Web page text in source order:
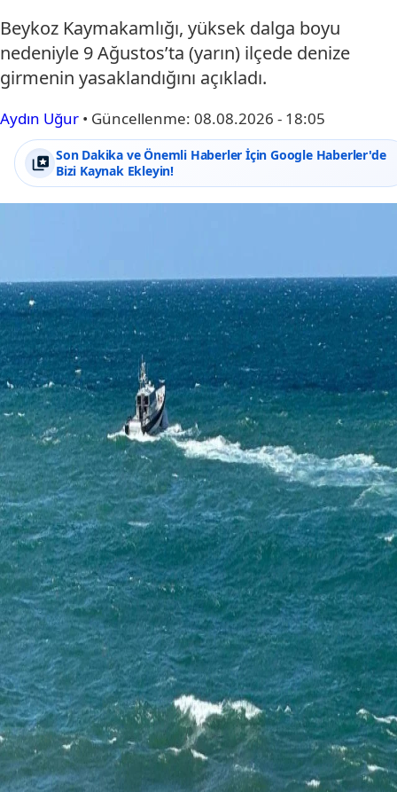
Beykoz Kaymakamlığı, yüksek dalga boyu
nedeniyle 9 Ağustos’ta (yarın) ilçede denize
girmenin yasaklandığını açıkladı.
Aydın Uğur • Güncellenme: 08.08.2026 - 18:05
Son Dakika ve Önemli Haberler İçin Google Haberler'de
Bizi Kaynak Ekleyin!